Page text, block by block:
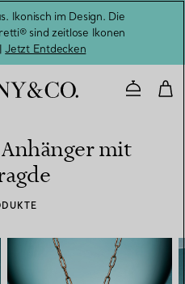
Ikonisch im Design. Die
sind zeitlose Ikonen
|Jetzt Entdecken
mit